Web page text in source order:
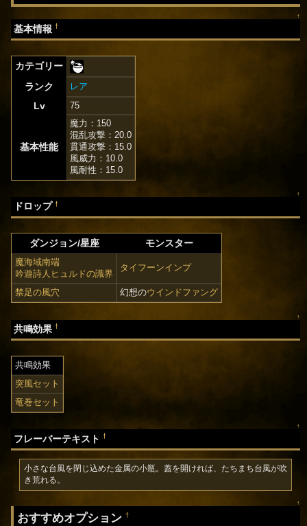
↑
基本情報†
カテゴリー
ランク
レア
Lv 75
基本性能
魔力：150
混乱攻撃：20.0
貫通攻撃：15.0
風威力：10.0
風耐性：15.0
↑
ドロップ†
ダンジョン/星座 モンスター
魔海域南端
吟遊詩人ヒュルドの識界
タイフーンインプ
禁足の風穴 幻想のウインドファング
↑
共鳴効果†
共鳴効果
突風セット
竜巻セット
↑
フレーバーテキスト†
小さな台風を閉じ込めた金属の小瓶。蓋を開ければ、たちまち台風が吹
き荒れる。
↑
おすすめオプション†